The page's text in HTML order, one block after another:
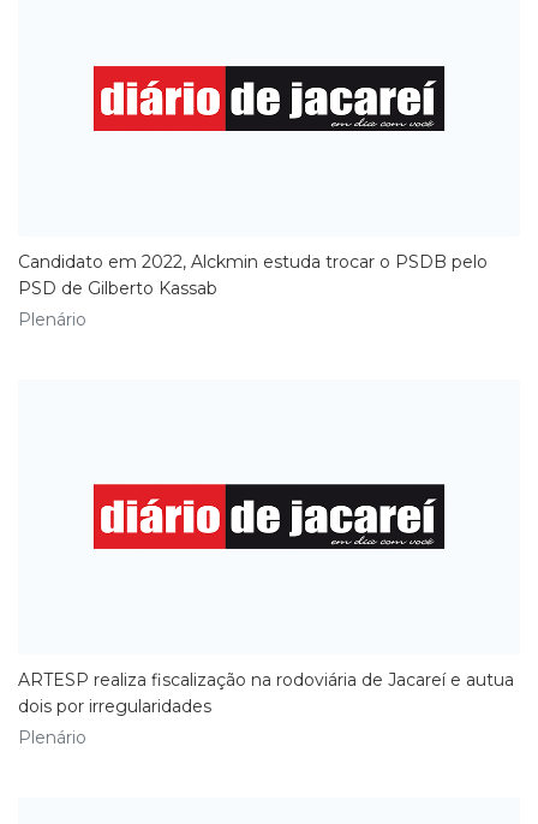
Candidato em 2022, Alckmin estuda trocar o PSDB pelo
PSD de Gilberto Kassab
Plenário
ARTESP realiza fiscalização na rodoviária de Jacareí e autua
dois por irregularidades
Plenário